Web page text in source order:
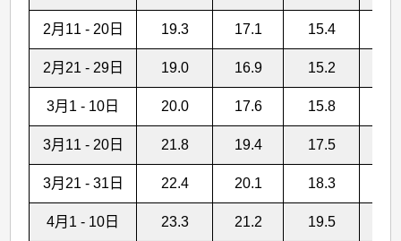
2月11 - 20日 19.3 17.1 15.4
2月21 - 29日 19.0 16.9 15.2
3月1 - 10日 20.0 17.6 15.8
3月11 - 20日 21.8 19.4 17.5
3月21 - 31日 22.4 20.1 18.3
4月1 - 10日 23.3 21.2 19.5